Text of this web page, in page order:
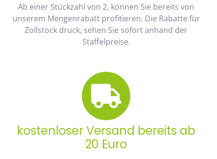
Ab einer Stückzahl von 2, können Sie bereits von
unserem Mengenrabatt profitieren. Die Rabatte für
Zollstock druck, sehen Sie sofort anhand der
Staffelpreise.
kostenloser Versand bereits ab
20 Euro